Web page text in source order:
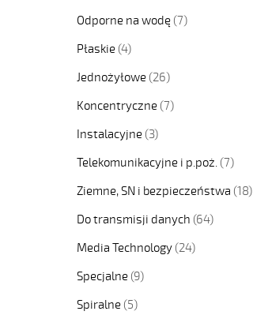
Odporne na wodę (7)
Płaskie (4)
Jednożyłowe (26)
Koncentryczne (7)
Instalacyjne (3)
Telekomunikacyjne i p.poż. (7)
Ziemne, SN i bezpieczeństwa (18)
Do transmisji danych (64)
Media Technology (24)
Specjalne (9)
Spiralne (5)